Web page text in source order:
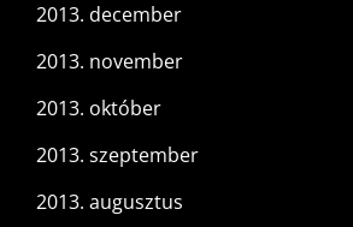
2013. december
2013. november
2013. október
2013. szeptember
2013. augusztus